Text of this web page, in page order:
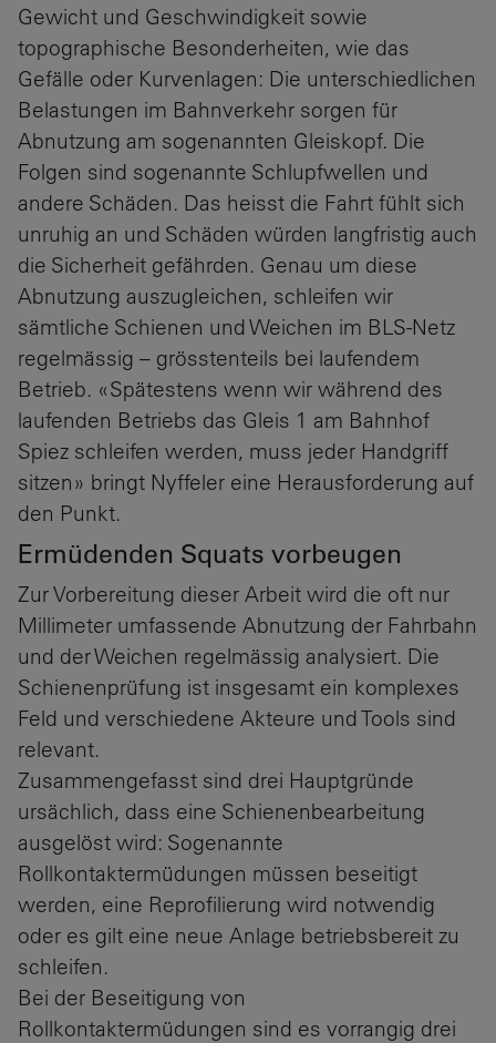
Gewicht und Geschwindigkeit sowie
topographische Besonderheiten, wie das
Gefälle oder Kurvenlagen: Die unterschiedlichen
Belastungen im Bahnverkehr sorgen für
Abnutzung am sogenannten Gleiskopf. Die
Folgen sind sogenannte Schlupfwellen und
andere Schäden. Das heisst die Fahrt fühlt sich
unruhig an und Schäden würden langfristig auch
die Sicherheit gefährden. Genau um diese
Abnutzung auszugleichen, schleifen wir
sämtliche Schienen und Weichen im BLS-Netz
regelmässig – grösstenteils bei laufendem
Betrieb. «Spätestens wenn wir während des
laufenden Betriebs das Gleis 1 am Bahnhof
Spiez schleifen werden, muss jeder Handgriff
sitzen» bringt Nyffeler eine Herausforderung auf
den Punkt.
Ermüdenden Squats vorbeugen
Zur Vorbereitung dieser Arbeit wird die oft nur
Millimeter umfassende Abnutzung der Fahrbahn
und der Weichen regelmässig analysiert. Die
Schienenprüfung ist insgesamt ein komplexes
Feld und verschiedene Akteure und Tools sind
relevant.
Zusammengefasst sind drei Hauptgründe
ursächlich, dass eine Schienenbearbeitung
ausgelöst wird: Sogenannte
Rollkontaktermüdungen müssen beseitigt
werden, eine Reprofilierung wird notwendig
oder es gilt eine neue Anlage betriebsbereit zu
schleifen.
Bei der Beseitigung von
Rollkontaktermüdungen sind es vorrangig drei